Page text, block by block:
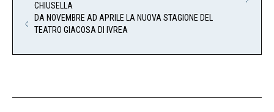
CHIUSELLA
DA NOVEMBRE AD APRILE LA NUOVA STAGIONE DEL
TEATRO GIACOSA DI IVREA